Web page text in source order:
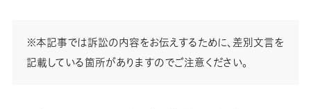
※本記事では訴訟の内容をお伝えするために、差別文言を
記載している箇所がありますのでご注意ください。